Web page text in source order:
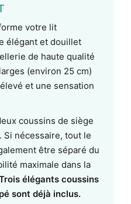
votre lit
élégant et douillet
de haute qualité
(environ 25 cm)
et une sensation
coussins de siège
nécessaire, tout le
être séparé du
maximale dans la
élégants coussins
sont déjà inclus.